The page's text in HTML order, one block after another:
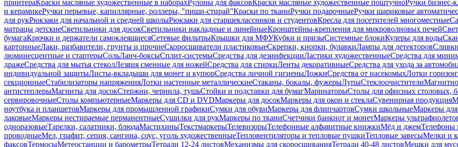
принтераКраски масляные художественные в наборахРулоны для факсовКраски масляные художественные поштучноРучки бизнес-
и керамикеРучки перьевые, капиллярные, роллеры, "пиши-стирай"Краски по тканиРучки подарочныеРучки шариковые
для рукРюкзаки для начальной и средней школыРюкзаки для старшеклассников и студентовКресла для посетителей многоместные
матрацы детскиеСветильники для досокСветильники накладные и линейныеКронштейны-крепления для микроволновых печей
бумагаКрючки и держатели самоклеящиесяСетевые фильтрыКрышки для МФУКубки и призыСистемные блокиКулеры для воды
картонныеЛаки, разбавители, грунты и прочиеСкоросшиватели пластиковыеСкрепки, кнопки, булавкиЛампы для детекторовСливки
люминесцентные и стартерыСольЛанч-боксыСплит-системыСредства для дезинфекцииЛастики художественныеСредства для
дражеСредства для мытья стеколЛезвия сменные для ножейСредства для стиркиЛенты декоративныеСредства для ухода за
индивидуальной защитыЛисты-вкладыши для монет и купюрСредства личной гигиеныЛожкиСредства от насекомыхЛотки
секционныеСтабилизаторы напряженияЛотки настенные металлическиеСтаканы, бокалы, фужерыЛупыСтеклоочистители
антистеплерыМагниты для досокСтержни, чернила, тушьСтойки и подставки для бумагМаринаторыСтолы для офисных столовых,
сервировочныеСтолы компьютерныеМаркеры для CD и DVDМаркеры для досокМаркеры для окон и стеклаСувенирная продукция
ноутбука и планшетовМаркеры для промышленной графикиСумки для обувиМаркеры для флипчартовСумки школьныеМаркеры
лаковыеМаркеры нестираемые перманентныеСушилки для рукМаркеры по тканиСчетчики банкнот и монетМаркеры
одноразовыеТарелки, салатники, блюдаМастихиныТекстмаркерыТелевизорыТелефонные алфавитные книжкиМёд и джемТелефоны
проводныеМел, графит, сепия, сангина, соус, уголь художественныеТепловентиляторы и тепловые пушкиТепловые завесыМелки и
факсовТермосыМетеостанции и барометрыТетради 12-24 листовМеханизмы для скоросшиванияТетради 40-48 листовМешки для